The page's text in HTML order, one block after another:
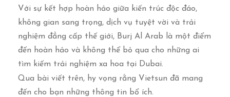
Với sự kết hợp hoàn hảo giữa kiến trúc độc đáo,
không gian sang trọng, dịch vụ tuyệt vời và trải
nghiệm đẳng cấp thế giới, Burj Al Arab là một điểm
đến hoàn hảo và không thể bỏ qua cho những ai
tìm kiếm trải nghiệm xa hoa tại Dubai.
Qua bài viết trên, hy vọng rằng Vietsun đã mang
đến cho bạn những thông tin bổ ích.